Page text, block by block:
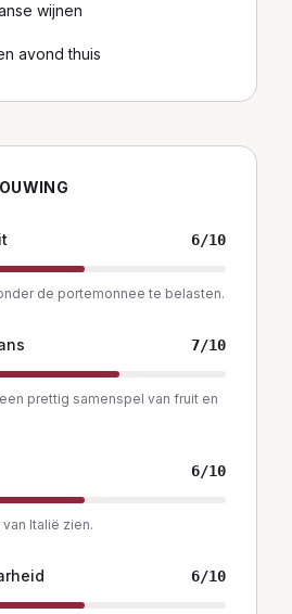
wijnen
avond thuis
6/10
de portemonnee te belasten.
7/10
prettig samenspel van fruit en
6/10
Italië zien.
6/10